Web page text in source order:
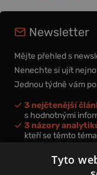
Newsletter
Mějte přehled s
Nenechte si ujít
Jednou týdně vám
3 nejčtenější
s hodnotnými
3 názory
kteří se těmto
nová videa a
k prohloubení
Tyto